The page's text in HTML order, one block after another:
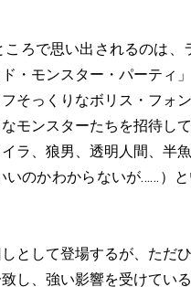
ろで思い出されるのは、
・モンスター・パーティ
そっくりなボリス・フォ
モンスターたちを招待し
ラ、狼男、透明人間、半
のかわからないが……）
として登場するが、ただ
し、強い影響を受けてい